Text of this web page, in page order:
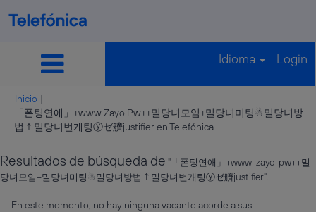
Idioma Login
Inicio |
「폰팅연애」+www Zayo Pw++밀당녀모임+밀당녀미팅☃밀당녀방
법↑밀당녀번개팅ⓨゼ艩justifier en Telefónica(página
Resultados de búsqueda de "「폰팅연애」+www-zayo-pw++밀
당녀모임+밀당녀미팅☃밀당녀방법↑밀당녀번개팅ⓨゼ艩justifier".
En este momento, no hay ninguna vacante acorde a sus